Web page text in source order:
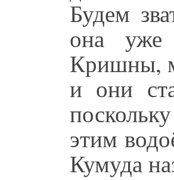
Будем
она уже
Кришны,
и они
этим
Кумуда